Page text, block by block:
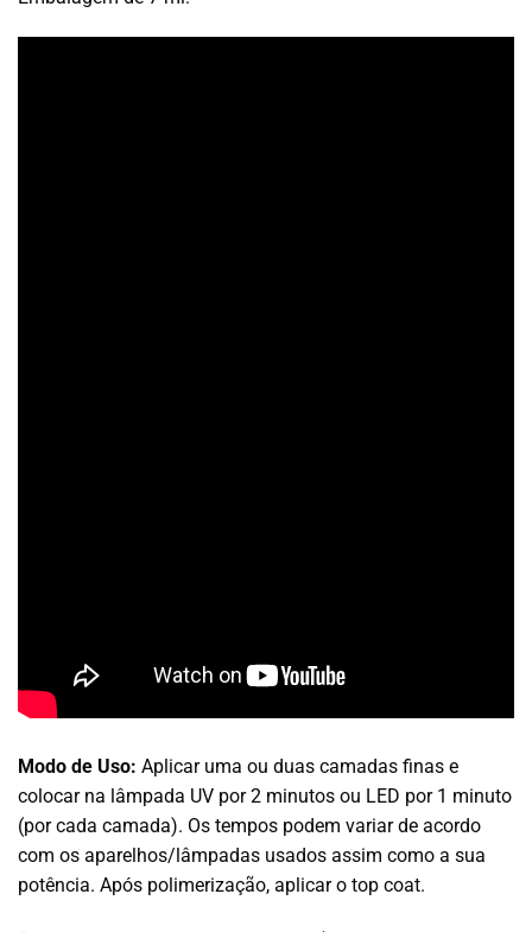
Modo de Uso: Aplicar uma ou duas camadas finas e
colocar na lâmpada UV por 2 minutos ou LED por 1 minuto
(por cada camada). Os tempos podem variar de acordo
com os aparelhos/lâmpadas usados assim como a sua
potência. Após polimerização, aplicar o top coat.